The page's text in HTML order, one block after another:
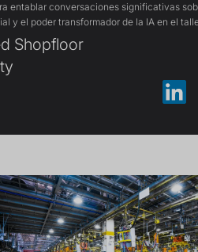
entablar conversaciones significativas
y el poder transformador de la IA en el
Shopfloor